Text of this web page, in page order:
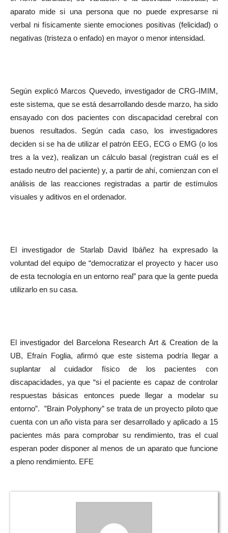
aparato mide si una persona que no puede expresarse ni
verbal ni físicamente siente emociones positivas (felicidad) o
negativas (tristeza o enfado) en mayor o menor intensidad.
Según explicó Marcos Quevedo, investigador de CRG-IMIM,
este sistema, que se está desarrollando desde marzo, ha sido
ensayado con dos pacientes con discapacidad cerebral con
buenos resultados. Según cada caso, los investigadores
deciden si se ha de utilizar el patrón EEG, ECG o EMG (o los
tres a la vez), realizan un cálculo basal (registran cuál es el
estado neutro del paciente) y, a partir de ahí, comienzan con el
análisis de las reacciones registradas a partir de estímulos
visuales y aditivos en el ordenador.
El investigador de Starlab David Ibáñez ha expresado la
voluntad del equipo de “democratizar el proyecto y hacer uso
de esta tecnología en un entorno real” para que la gente pueda
utilizarlo en su casa.
El investigador del Barcelona Research Art & Creation de la
UB, Efraín Foglia, afirmó que este sistema podría llegar a
suplantar al cuidador físico de los pacientes con
discapacidades, ya que “si el paciente es capaz de controlar
respuestas básicas entonces puede llegar a modelar su
entorno”. ”Brain Polyphony” se trata de un proyecto piloto que
cuenta con un año vista para ser desarrollado y aplicado a 15
pacientes más para comprobar su rendimiento, tras el cual
esperan poder disponer al menos de un aparato que funcione
a pleno rendimiento. EFE